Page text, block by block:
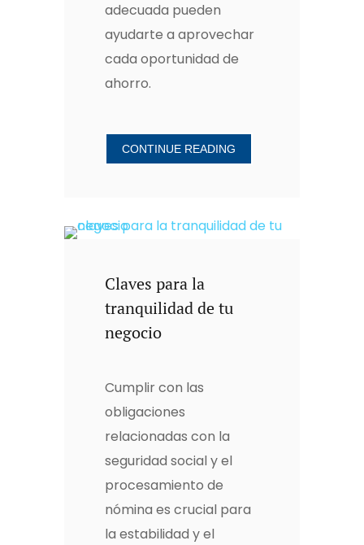
adecuada pueden
ayudarte a aprovechar
cada oportunidad de
ahorro.
CONTINUE READING
Claves para la
tranquilidad de tu
negocio
Cumplir con las
obligaciones
relacionadas con la
seguridad social y el
procesamiento de
nómina es crucial para
la estabilidad y el